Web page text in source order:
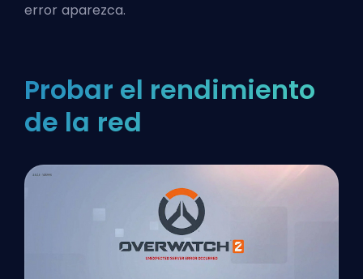
error aparezca.
Probar el rendimiento
de la red